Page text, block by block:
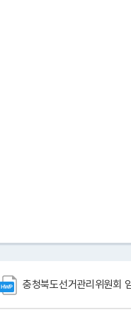
충청북도선거관리위원회